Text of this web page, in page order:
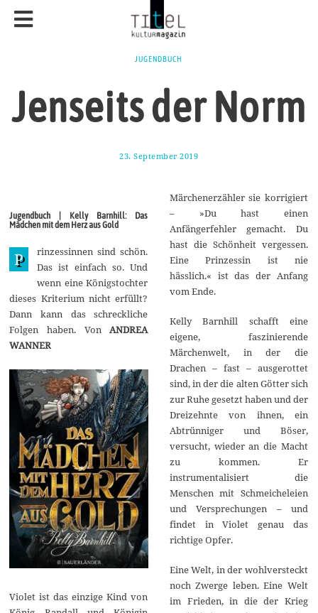
JUGENDBUCH
Jenseits der Norm
23. September 2019
e
t
e
m
b
r
0
Jugendbuch | Kelly Barnhill: Das
Mädchen mit dem Herz aus Gold
P
rinzessinnen sind schön.
Das ist einfach so. Und
wenn eine Königstochter
dieses Kriterium nicht erfüllt?
Dann kann das schreckliche
Folgen haben. Von ANDREA
WANNER
Violet ist das einzige Kind von
Märchenerzähler sie korrigiert
– »Du hast einen
Anfängerfehler gemacht. Du
hast die Schönheit vergessen.
Eine Prinzessin ist nie
hässlich.« ist das der Anfang
vom Ende.
Kelly Barnhill schafft eine
eigene, faszinierende
Märchenwelt, in der die
Drachen – fast – ausgerottet
sind, in der die alten Götter sich
zur Ruhe gesetzt haben und der
Dreizehnte von ihnen, ein
Abtrünniger und Böser,
versucht, wieder an die Macht
zu kommen. Er
instrumentalisiert die
Menschen mit Schmeicheleien
und Versprechungen – und
findet in Violet genau das
richtige Opfer.
Eine Welt, in der wohlversteckt
noch Zwerge leben. Eine Welt
im Frieden, in die der Krieg